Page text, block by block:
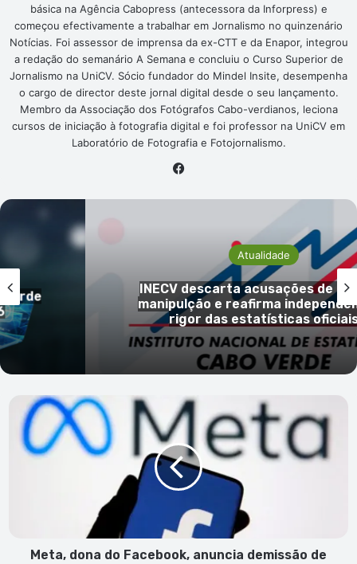
básica na Agência Cabopress (antecessora da Inforpress) e
começou efectivamente a trabalhar em Jornalismo no quinzenário
Notícias. Foi assessor de imprensa da ex-CTT e da Enapor, integrou
a redação do semanário A Semana e concluiu o Curso Superior de
Jornalismo na UniCV. Sócio fundador do Mindel Insite, desempenha
o cargo de director deste jornal digital desde o seu lançamento.
Membro da Associação dos Fotógrafos Cabo-verdianos, leciona
cursos de iniciação à fotografia digital e foi professor na UniCV em
Laboratório de Fotografia e Fotojornalismo.
Atualidade
INECV descarta acusações de
manipulção e reafirma
rigor das estatísticas oficiais
Meta,
dona
Facebook,
Meta, dona do Facebook, anuncia demissão de